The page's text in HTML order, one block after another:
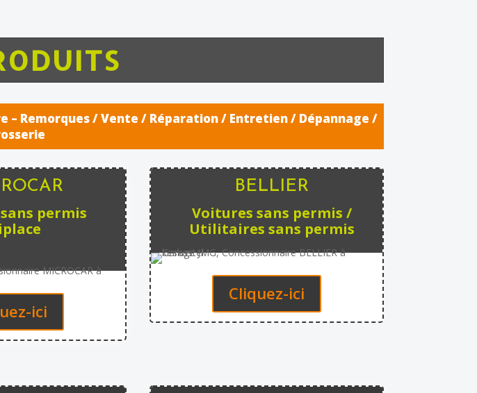
Remorques / Vente / Réparation / Entretien / Dépannage /
permis
ici
BELLIER
Voitures sans permis /
Utilitaires sans permis
Cliquez-ici